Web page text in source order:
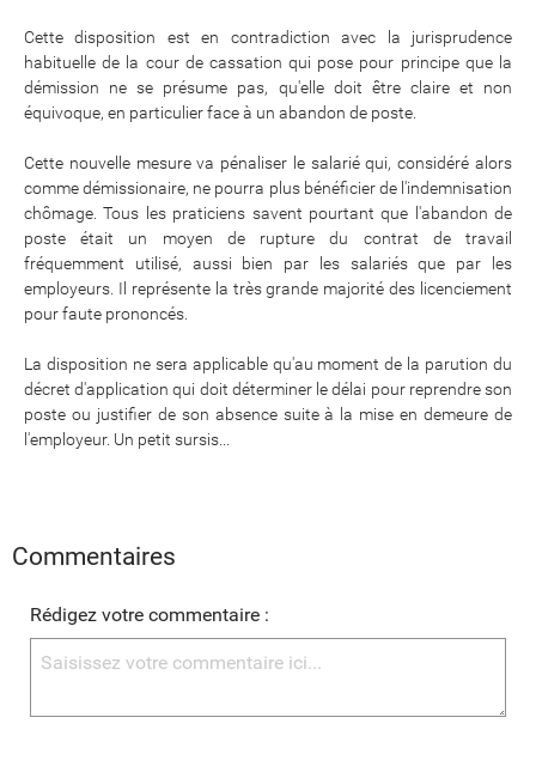
Cette disposition est en contradiction avec la jurisprudence
habituelle de la cour de cassation qui pose pour principe que la
démission ne se présume pas, qu'elle doit être claire et non
équivoque, en particulier face à un abandon de poste.
Cette nouvelle mesure va pénaliser le salarié qui, considéré alors
comme démissionaire, ne pourra plus bénéficier de l'indemnisation
chômage. Tous les praticiens savent pourtant que l'abandon de
poste était un moyen de rupture du contrat de travail
fréquemment utilisé, aussi bien par les salariés que par les
employeurs. Il représente la très grande majorité des licenciement
pour faute prononcés.
La disposition ne sera applicable qu'au moment de la parution du
décret d'application qui doit déterminer le délai pour reprendre son
poste ou justifier de son absence suite à la mise en demeure de
l'employeur. Un petit sursis...
Commentaires
Rédigez votre commentaire :